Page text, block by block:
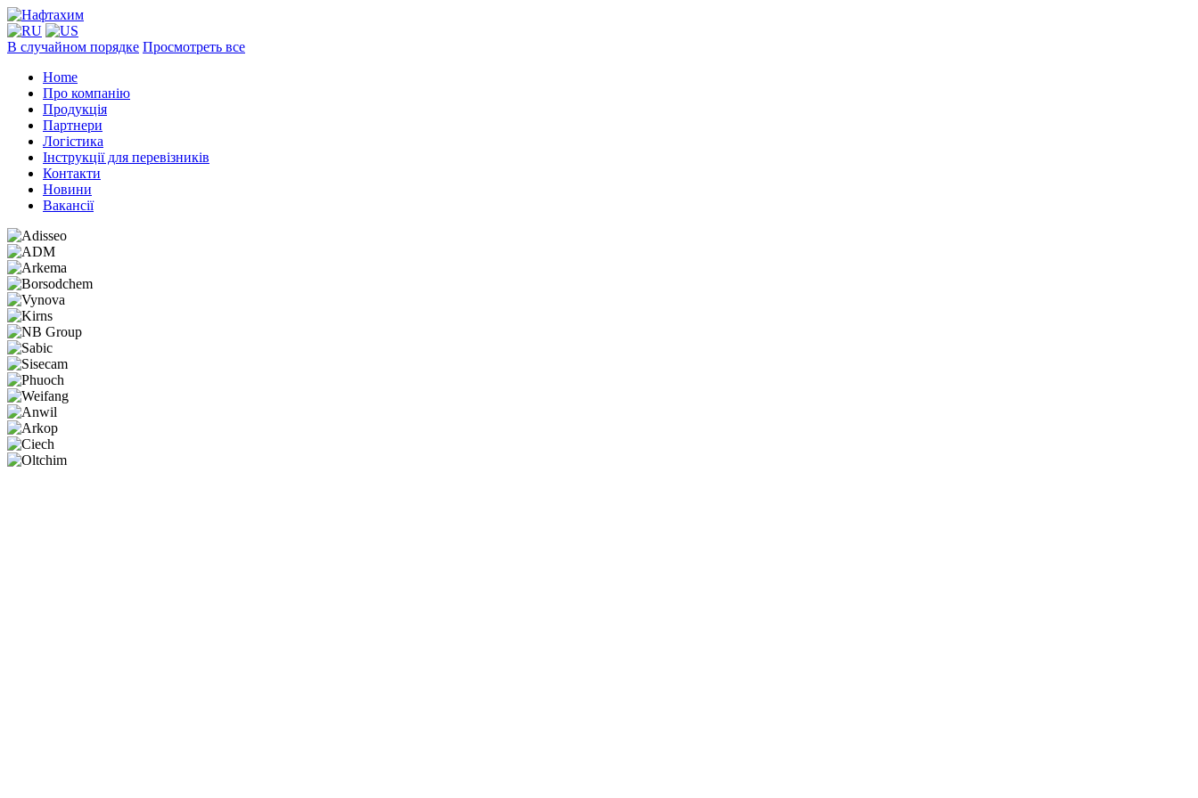
В случайном порядке Просмотреть все
Home
Про компанію
Продукція
Партнери
Логістика
Інструкції для перевізників
Контакти
Новини
Вакансії